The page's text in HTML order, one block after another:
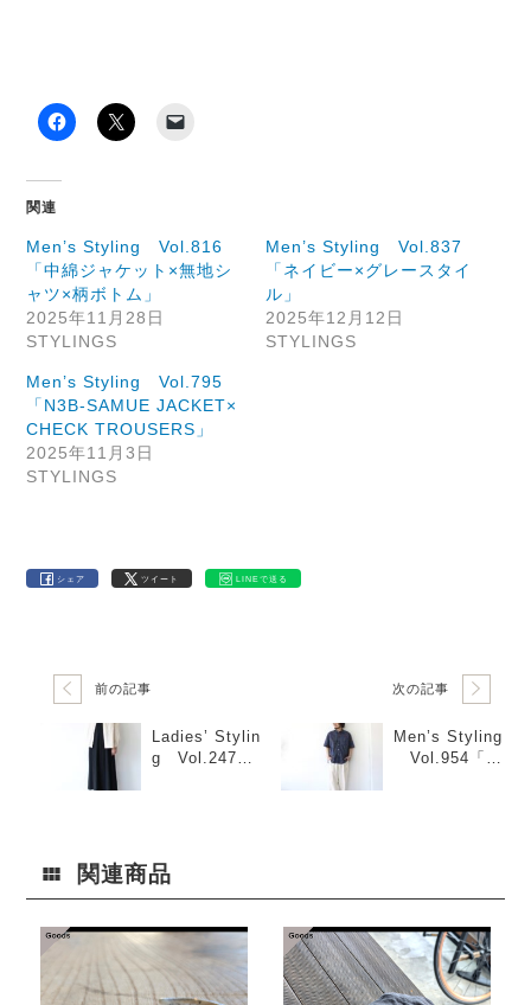
関連
Men’s Styling Vol.816
「中綿ジャケット×無地シ
ャツ×柄ボトム」
2025年11月28日
STYLINGS
Men’s Styling Vol.837
「ネイビー×グレースタイ
ル」
2025年12月12日
STYLINGS
Men’s Styling Vol.795
「N3B-SAMUE JACKET×
CHECK TROUSERS」
2025年11月3日
STYLINGS
シェア ツイート LINEで送る
前の記事
Ladies’ Stylin
g Vol.247
次の記事
Men’s Styling
Vol.954「Bl
関連商品